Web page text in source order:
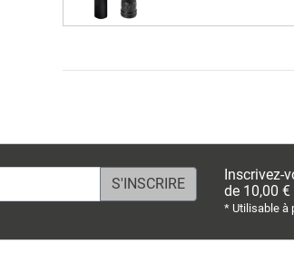
Inscrivez-
de 10,00 €
* Utilisable à